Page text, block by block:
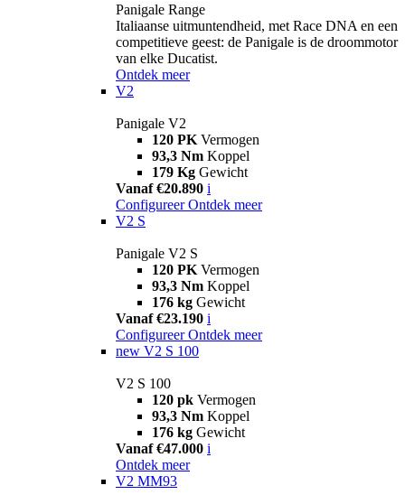
Panigale Range
Italiaanse uitmuntendheid, met Race DNA en een
competitieve geest: de Panigale is de droommotor
van elke Ducatist.
Ontdek meer
V2
Panigale V2
120 PK Vermogen
93,3 Nm Koppel
179 Kg Gewicht
Vanaf €20.890 i
Configureer Ontdek meer
V2 S
Panigale V2 S
120 PK Vermogen
93,3 Nm Koppel
176 kg Gewicht
Vanaf €23.190 i
Configureer Ontdek meer
new V2 S 100
V2 S 100
120 pk Vermogen
93,3 Nm Koppel
176 kg Gewicht
Vanaf €47.000 i
Ontdek meer
V2 MM93